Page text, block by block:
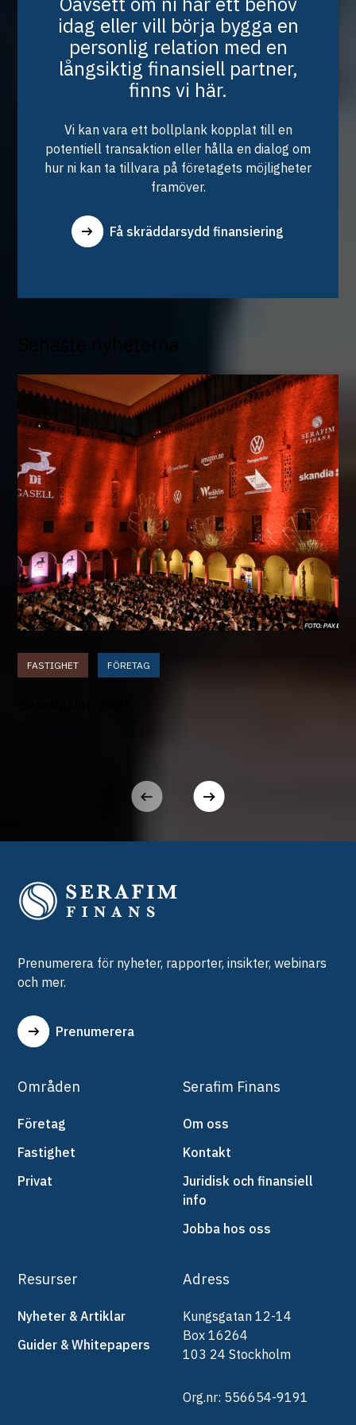
fakturan går tillbaka till ert bolag, om kunden inte
betalar. Motsatsen är fakturaköp utan regress där
factoringbolaget övertar risken om fakturamottagaren
inte betalar.
idag eller vill börja bygga en
personlig relation med en
långsiktig finansiell partner,
finns vi här.
Vi kan vara ett bollplank kopplat till en
potentiell transaktion eller hålla en dialog om
hur ni kan ta tillvara på företagets möjligheter
framöver.
Få skräddarsydd finansiering
FASTIGHET FÖRETAG
Prenumerera för nyheter, rapporter, insikter, webinars
och mer.
Prenumerera
Områden
Företag
Fastighet
Privat
Serafim Finans
Om oss
Kontakt
Juridisk och finansiell
info
Jobba hos oss
Resurser
Nyheter & Artiklar
Guider & Whitepapers
Adress
Kungsgatan 12-14
Box 16264
103 24 Stockholm
Org.nr: 556654-9191